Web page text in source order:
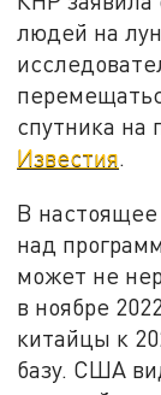
людей на
спутника на
Известия.
В настоящее
над
может не
в ноябре
китайцы к
базу. США